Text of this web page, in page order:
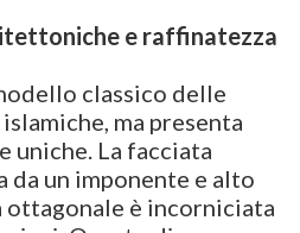
e raffinatezza
classico delle
ma presenta
uniche. La facciata
da un imponente e alto
ottagonale è incorniciata